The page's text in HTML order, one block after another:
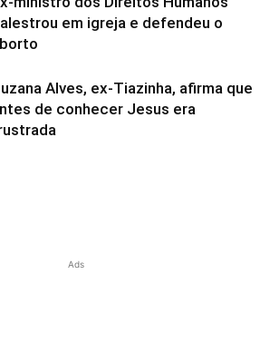
em igreja e defendeu o
Alves, ex-Tiazinha, afirma que
de conhecer Jesus era
Ads